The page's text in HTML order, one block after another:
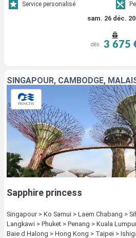
Service personalisé
sam. 26 déc.
dès 3 675
Sapphire princess
Singapour > Ko Samui > Laem Chabang >
Langkawi > Phuket > Penang > Kuala
Baie d Halong > Hong Kong > Taipei >